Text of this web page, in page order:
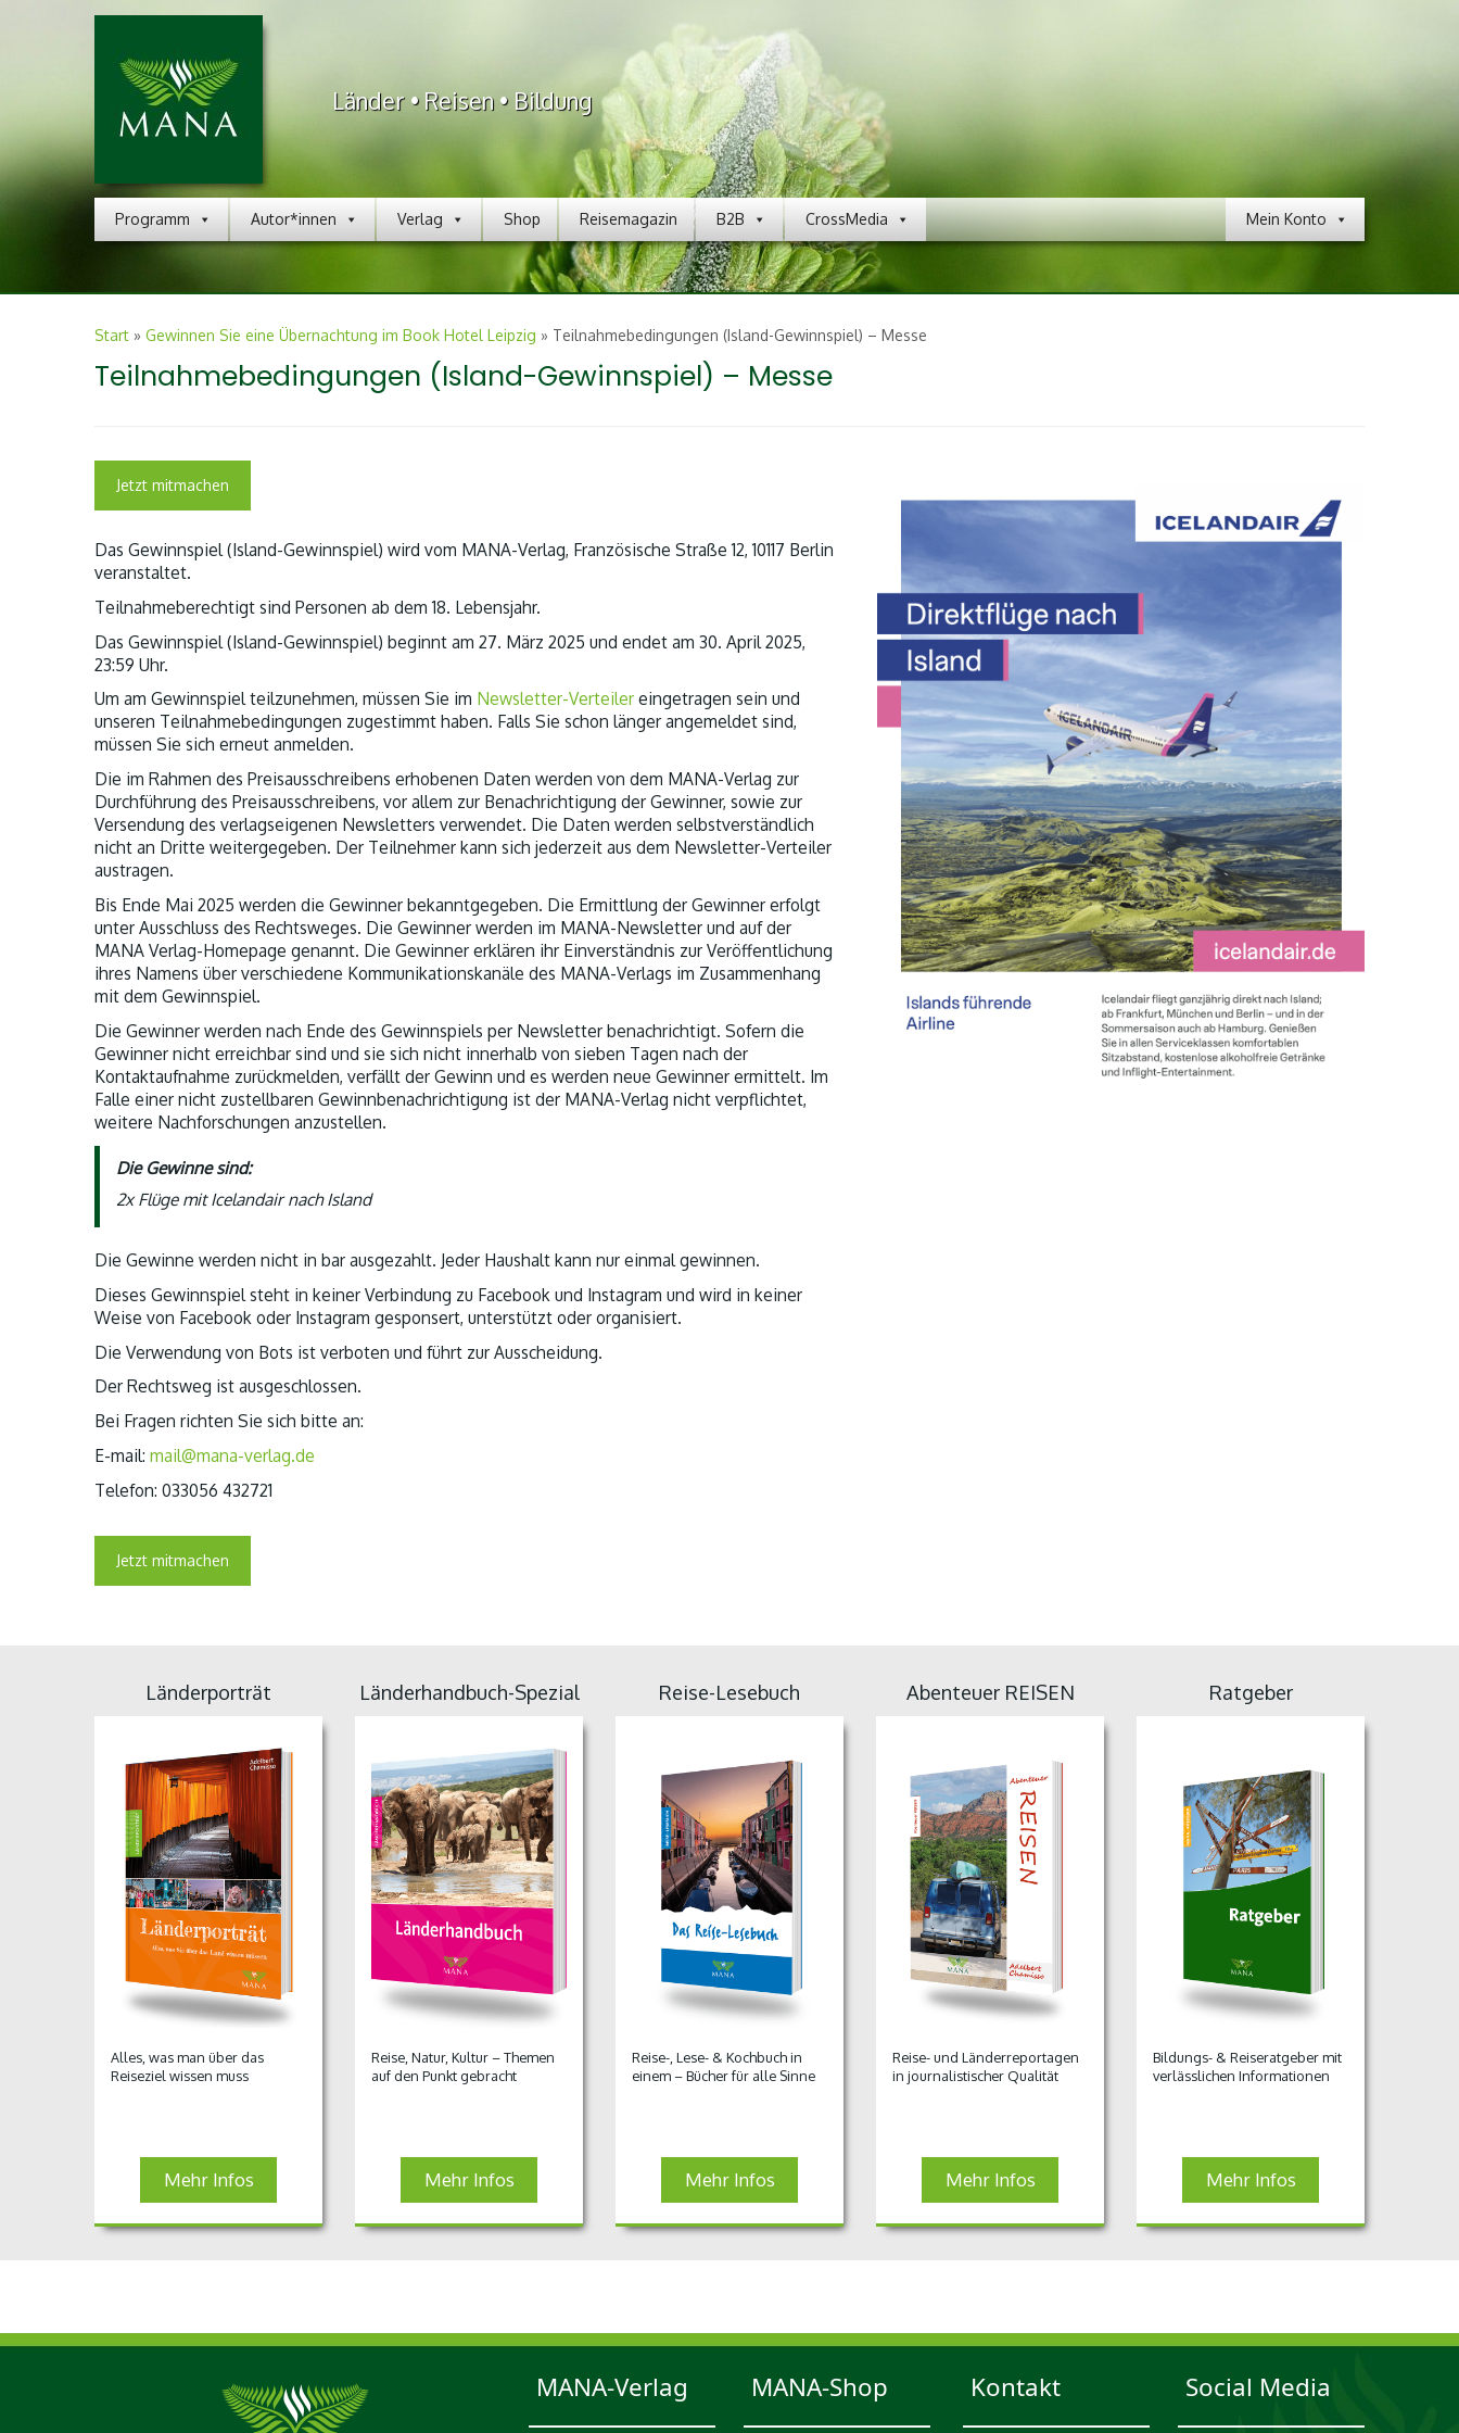
Länder • Reisen • Bildung
Programm Autor*innen Verlag Shop Reisemagazin B2B Mein Konto
CrossMedia
Start » Gewinnen Sie eine Übernachtung im Book Hotel Leipzig » Teilnahmebedingungen (Island-Gewinnspiel) – Messe
Teilnahmebedingungen (Island-Gewinnspiel) – Messe
Jetzt mitmachen
Das Gewinnspiel (Island-Gewinnspiel) wird vom MANA-Verlag, Französische Straße 12, 10117 Berlin
veranstaltet.
Teilnahmeberechtigt sind Personen ab dem 18. Lebensjahr.
Das Gewinnspiel (Island-Gewinnspiel) beginnt am 27. März 2025 und endet am 30. April 2025,
23:59 Uhr.
Um am Gewinnspiel teilzunehmen, müssen Sie im Newsletter-Verteiler eingetragen sein und
unseren Teilnahmebedingungen zugestimmt haben. Falls Sie schon länger angemeldet sind,
müssen Sie sich erneut anmelden.
Die im Rahmen des Preisausschreibens erhobenen Daten werden von dem MANA-Verlag zur
Durchführung des Preisausschreibens, vor allem zur Benachrichtigung der Gewinner, sowie zur
Versendung des verlagseigenen Newsletters verwendet. Die Daten werden selbstverständlich
nicht an Dritte weitergegeben. Der Teilnehmer kann sich jederzeit aus dem Newsletter-Verteiler
austragen.
Bis Ende Mai 2025 werden die Gewinner bekanntgegeben. Die Ermittlung der Gewinner erfolgt
unter Ausschluss des Rechtsweges. Die Gewinner werden im MANA-Newsletter und auf der
MANA Verlag-Homepage genannt. Die Gewinner erklären ihr Einverständnis zur Veröffentlichung
ihres Namens über verschiedene Kommunikationskanäle des MANA-Verlags im Zusammenhang
mit dem Gewinnspiel.
Die Gewinner werden nach Ende des Gewinnspiels per Newsletter benachrichtigt. Sofern die
Gewinner nicht erreichbar sind und sie sich nicht innerhalb von sieben Tagen nach der
Kontaktaufnahme zurückmelden, verfällt der Gewinn und es werden neue Gewinner ermittelt. Im
Falle einer nicht zustellbaren Gewinnbenachrichtigung ist der MANA-Verlag nicht verpflichtet,
weitere Nachforschungen anzustellen.
Die Gewinne sind:
2x Flüge mit Icelandair nach Island
Die Gewinne werden nicht in bar ausgezahlt. Jeder Haushalt kann nur einmal gewinnen.
Dieses Gewinnspiel steht in keiner Verbindung zu Facebook und Instagram und wird in keiner
Weise von Facebook oder Instagram gesponsert, unterstützt oder organisiert.
Die Verwendung von Bots ist verboten und führt zur Ausscheidung.
Der Rechtsweg ist ausgeschlossen.
Bei Fragen richten Sie sich bitte an:
E-mail: mail@mana-verlag.de
Telefon: 033056 432721
Jetzt mitmachen
Länderporträt
Alles, was man über das
Reiseziel wissen muss
Mehr Infos
Länderhandbuch-Spezial
Reise, Natur, Kultur – Themen
auf den Punkt gebracht
Mehr Infos
Reise-Lesebuch
Reise-, Lese- & Kochbuch in
einem – Bücher für alle Sinne
Mehr Infos
Abenteuer REISEN
Reise- und Länderreportagen
in journalistischer Qualität
Mehr Infos
Ratgeber
Bildungs- & Reiseratgeber mit
verlässlichen Informationen
Mehr Infos
MANA-Verlag MANA-Shop Kontakt Social Media